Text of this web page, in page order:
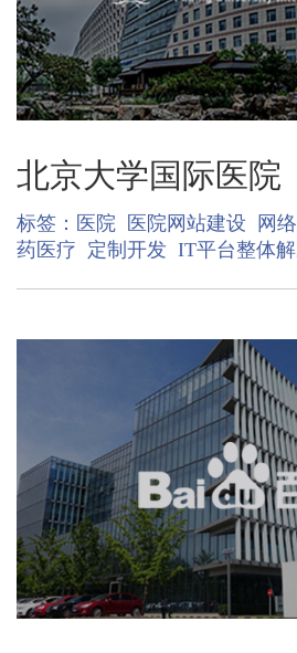
北京大学国际医院
标签： 医院 医院网站建设 网
药医疗 定制开发 IT平台整体